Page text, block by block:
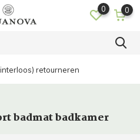
0 0
retourneren
badmat badkamer